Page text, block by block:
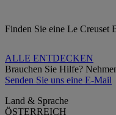
Finden Sie eine Le Creuset
ALLE ENTDECKEN
Brauchen Sie Hilfe?
Senden Sie uns eine E-Mail
Land & Sprache
ÖSTERREICH